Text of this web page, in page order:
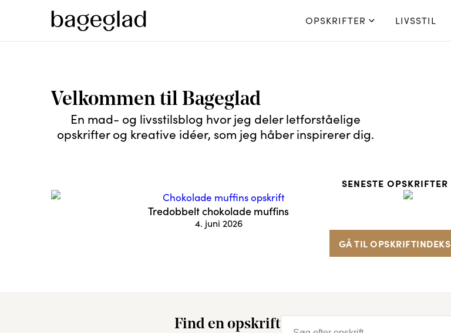
OPSKRIFTER LIVSSTIL
Velkommen til Bageglad
En mad- og livsstilsblog hvor jeg deler letforståelige
opskrifter og kreative idéer, som jeg håber inspirerer dig.
SENESTE OPSKRIFTER
Tredobbelt chokolade muffins
4. juni 2026
GÅ TIL OPSKRIFTINDEKS
Find en opskrift